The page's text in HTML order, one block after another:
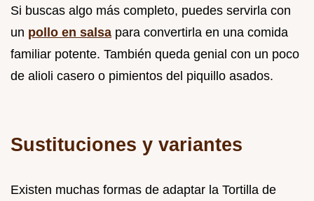
Si buscas algo más completo, puedes servirla con
un pollo en salsa para convertirla en una comida
familiar potente. También queda genial con un poco
de alioli casero o pimientos del piquillo asados.
Sustituciones y variantes
Existen muchas formas de adaptar la Tortilla de